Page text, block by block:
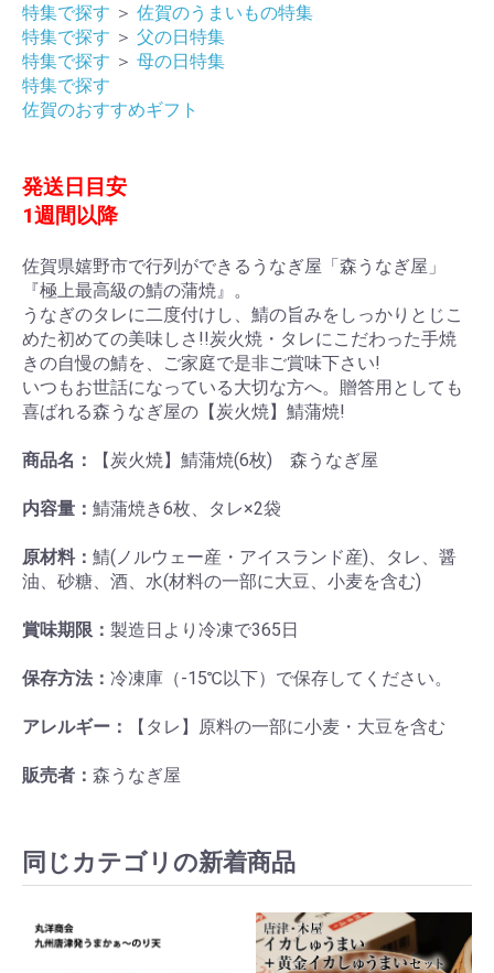
お買い物を続ける カートへ進む
特集で探す ＞ 佐賀のうまいもの特集
特集で探す ＞ 父の日特集
特集で探す ＞ 母の日特集
特集で探す
佐賀のおすすめギフト
発送日目安
1週間以降
佐賀県嬉野市で行列ができるうなぎ屋「森うなぎ屋」
『極上最高級の鯖の蒲焼』。
うなぎのタレに二度付けし、鯖の旨みをしっかりとじこ
めた初めての美味しさ!!炭火焼・タレにこだわった手焼
きの自慢の鯖を、ご家庭で是非ご賞味下さい!
いつもお世話になっている大切な方へ。贈答用としても
喜ばれる森うなぎ屋の【炭火焼】鯖蒲焼!
商品名： 【炭火焼】鯖蒲焼(6枚) 森うなぎ屋
内容量： 鯖蒲焼き6枚、タレ×2袋
原材料： 鯖(ノルウェー産・アイスランド産)、タレ、醤
油、砂糖、酒、水(材料の一部に大豆、小麦を含む)
賞味期限： 製造日より冷凍で365日
保存方法： 冷凍庫（-15℃以下）で保存してください。
アレルギー： 【タレ】原料の一部に小麦・大豆を含む
販売者： 森うなぎ屋
同じカテゴリの新着商品